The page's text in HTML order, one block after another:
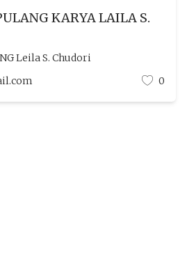
KARYA LAILA S.
Leila S. Chudori
0